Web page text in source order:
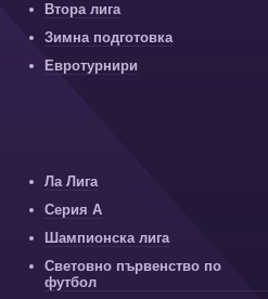
Втора лига
Зимна подготовка
Евротурнири
Ла Лига
Серия А
Шампионска лига
Световно първенство по
футбол